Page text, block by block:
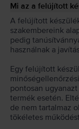
Mi az a felújított
A felújított
szakembereink
pedig
használnak a
Egy felújított
pontosan
termék esetén.
de nem tartalmaz
tökéletes